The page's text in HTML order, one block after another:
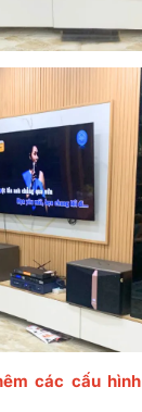
các cấu hình